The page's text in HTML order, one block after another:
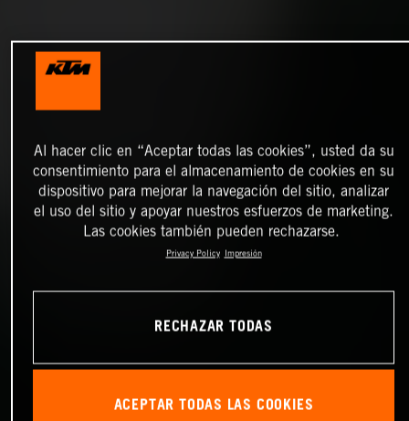
Al hacer clic en “Aceptar todas las cookies”, usted da su
consentimiento para el almacenamiento de cookies en su
dispositivo para mejorar la navegación del sitio, analizar
el uso del sitio y apoyar nuestros esfuerzos de marketing.
Las cookies también pueden rechazarse.
Privacy Policy Impresión
RECHAZAR TODAS
ACEPTAR TODAS LAS COOKIES